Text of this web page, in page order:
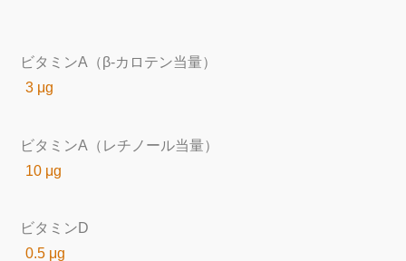
ビタミンA（β-カロテン当量）
3 μg
ビタミンA（レチノール当量）
10 μg
ビタミンD
0.5 μg